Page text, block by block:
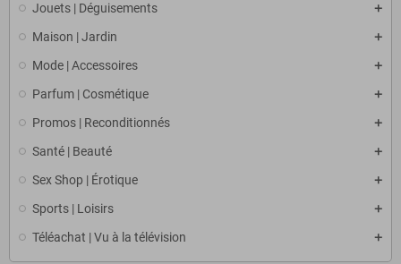
Jouets | Déguisements
Maison | Jardin
Mode | Accessoires
Parfum | Cosmétique
Promos | Reconditionnés
Santé | Beauté
Sex Shop | Érotique
Sports | Loisirs
Téléachat | Vu à la télévision